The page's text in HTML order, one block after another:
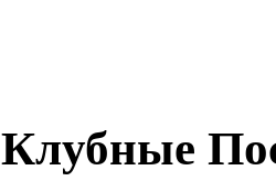
Клубные